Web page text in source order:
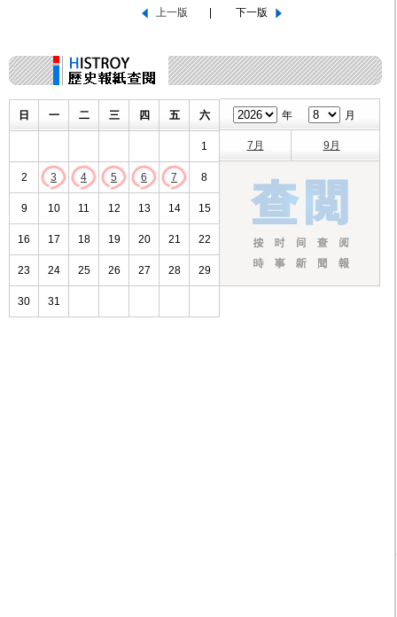
日 一 二 三 四 五 六
1
2 3 4 5 6 7 8
9 10 11 12 13 14 15
16 17 18 19 20 21 22
23 24 25 26 27 28 29
30 31
年 月
7月 9月